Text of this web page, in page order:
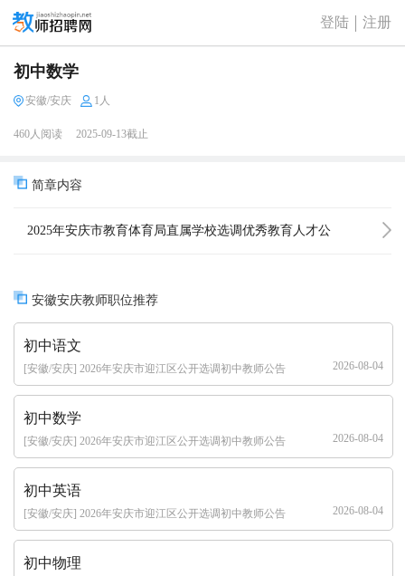
登陆 注册
初中数学
安徽/安庆 1人
460人阅读 2025-09-13截止
简章内容
2025年安庆市教育体育局直属学校选调优秀教育人才公
安徽安庆教师职位推荐
初中语文
[安徽/安庆] 2026年安庆市迎江区公开选调初中教师公告
（8人）
2026-08-04
初中数学
[安徽/安庆] 2026年安庆市迎江区公开选调初中教师公告
（8人）
2026-08-04
初中英语
[安徽/安庆] 2026年安庆市迎江区公开选调初中教师公告
（8人）
2026-08-04
初中物理